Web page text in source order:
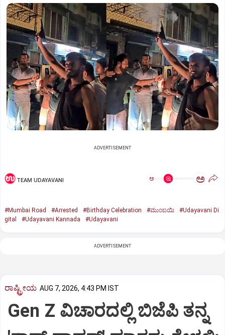
ADVERTISEMENT
TEAM UDAYAVANI ಅ ಅ
#Mumbai Road #Arrested #Birthday Celebration #ಮುಂಬಯಿ
#Udayavani Di
gital
#Udayavani Kannada #Udayavani
ADVERTISEMENT
ರಾಷ್ಟ್ರೀಯ AUG 7, 2026, 4:43 PM IST
Gen Z ವಿಚಾರದಲ್ಲಿ ಬಿಜೆಪಿ ತನ್ನ